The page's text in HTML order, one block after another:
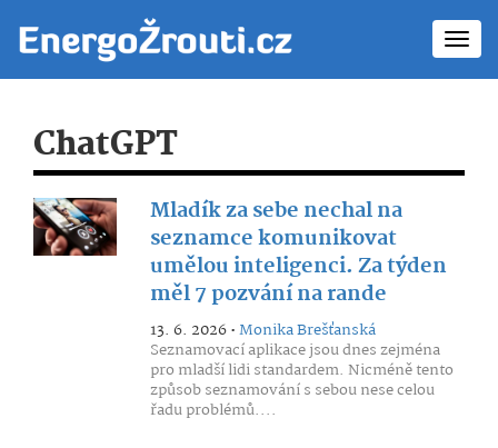
ChatGPT
Mladík za sebe nechal na
seznamce komunikovat
umělou inteligenci. Za týden
měl 7 pozvání na rande
13. 6. 2026 •Monika Brešťanská
Seznamovací aplikace jsou dnes zejména
pro mladší lidi standardem. Nicméně tento
způsob seznamování s sebou nese celou
řadu problémů....